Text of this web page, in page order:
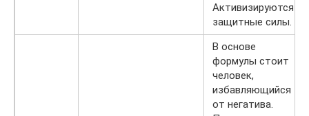
Активизируются
защитные силы.
В основе
формулы стоит
человек,
избавляющийся
от негатива.